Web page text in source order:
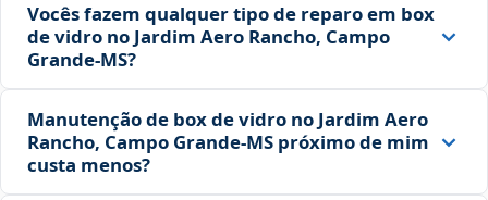
Vocês fazem qualquer tipo de reparo em box
de vidro no Jardim Aero Rancho, Campo
Grande‑MS?
Manutenção de box de vidro no Jardim Aero
Rancho, Campo Grande‑MS próximo de mim
custa menos?